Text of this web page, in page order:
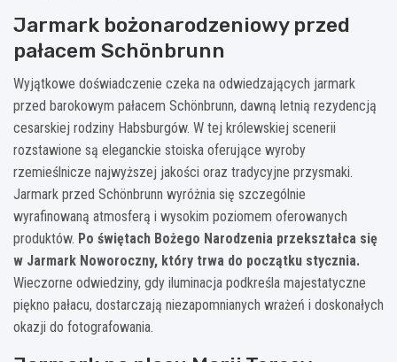
Jarmark bożonarodzeniowy przed
pałacem Schönbrunn
Wyjątkowe doświadczenie czeka na odwiedzających jarmark
przed barokowym pałacem Schönbrunn, dawną letnią rezydencją
cesarskiej rodziny Habsburgów. W tej królewskiej scenerii
rozstawione są eleganckie stoiska oferujące wyroby
rzemieślnicze najwyższej jakości oraz tradycyjne przysmaki.
Jarmark przed Schönbrunn wyróżnia się szczególnie
wyrafinowaną atmosferą i wysokim poziomem oferowanych
produktów. Po świętach Bożego Narodzenia przekształca się
w Jarmark Noworoczny, który trwa do początku stycznia.
Wieczorne odwiedziny, gdy iluminacja podkreśla majestatyczne
piękno pałacu, dostarczają niezapomnianych wrażeń i doskonałych
okazji do fotografowania.